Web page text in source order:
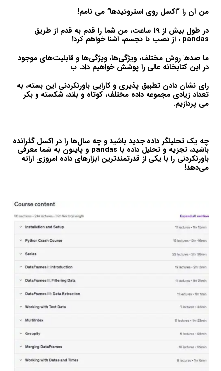
من آن را “اکسل روی استروئیدها” می نامم!
در طول بیش از 19 ساعت، من شما را قدم به قدم از طریق
pandas ، از نصب تا تجسم، آشنا خواهم کرد!
ما صدها روش مختلف، ویژگی‌ها، ویژگی‌ها و قابلیت‌های موجود
در این کتابخانه عالی را پوشش خواهیم داد. ب
رای نشان دادن تطبیق پذیری و کارایی باورنکردنی این بسته، به
تعداد زیادی مجموعه داده مختلف، کوتاه و بلند، شکسته و بکر
می پردازیم.
چه یک تحلیلگر داده جدید باشید و چه سال‌ها را در اکسل گذرانده
باشید، تجزیه و تحلیل داده با pandas و پایتون به شما معرفی
باورنکردنی را با یکی از قدرتمندترین ابزارهای داده امروزی ارائه
می‌دهد!